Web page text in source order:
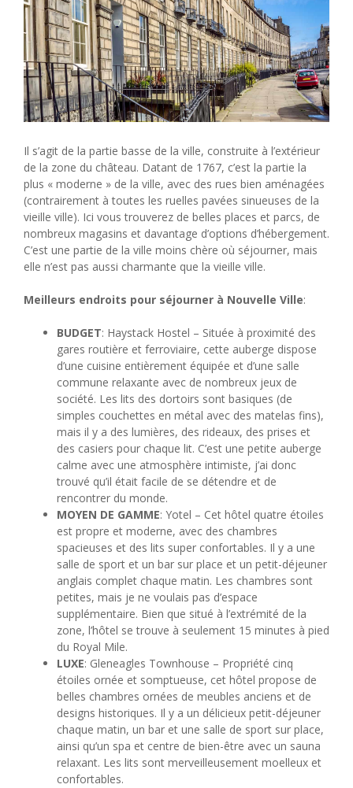
Il s’agit de la partie basse de la ville, construite à l’extérieur
de la zone du château. Datant de 1767, c’est la partie la
plus « moderne » de la ville, avec des rues bien aménagées
(contrairement à toutes les ruelles pavées sinueuses de la
vieille ville). Ici vous trouverez de belles places et parcs, de
nombreux magasins et davantage d’options d’hébergement.
C’est une partie de la ville moins chère où séjourner, mais
elle n’est pas aussi charmante que la vieille ville.
Meilleurs endroits pour séjourner à Nouvelle Ville:
BUDGET: Haystack Hostel – Située à proximité des
gares routière et ferroviaire, cette auberge dispose
d’une cuisine entièrement équipée et d’une salle
commune relaxante avec de nombreux jeux de
société. Les lits des dortoirs sont basiques (de
simples couchettes en métal avec des matelas fins),
mais il y a des lumières, des rideaux, des prises et
des casiers pour chaque lit. C’est une petite auberge
calme avec une atmosphère intimiste, j’ai donc
trouvé qu’il était facile de se détendre et de
rencontrer du monde.
MOYEN DE GAMME: Yotel – Cet hôtel quatre étoiles
est propre et moderne, avec des chambres
spacieuses et des lits super confortables. Il y a une
salle de sport et un bar sur place et un petit-déjeuner
anglais complet chaque matin. Les chambres sont
petites, mais je ne voulais pas d’espace
supplémentaire. Bien que situé à l’extrémité de la
zone, l’hôtel se trouve à seulement 15 minutes à pied
du Royal Mile.
LUXE: Gleneagles Townhouse – Propriété cinq
étoiles ornée et somptueuse, cet hôtel propose de
belles chambres ornées de meubles anciens et de
designs historiques. Il y a un délicieux petit-déjeuner
chaque matin, un bar et une salle de sport sur place,
ainsi qu’un spa et centre de bien-être avec un sauna
relaxant. Les lits sont merveilleusement moelleux et
confortables.